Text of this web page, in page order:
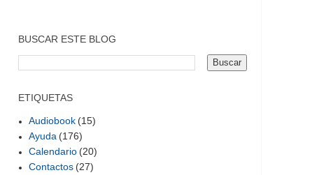
BUSCAR ESTE BLOG
ETIQUETAS
Audiobook (15)
Ayuda (176)
Calendario (20)
Contactos (27)